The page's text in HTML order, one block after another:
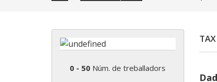
0 - 50 Núm. de treballadors